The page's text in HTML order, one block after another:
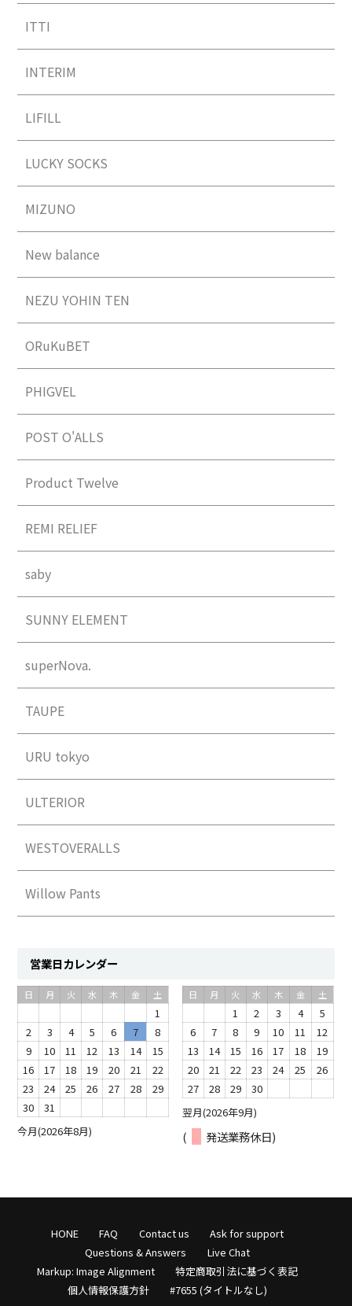
ITTI
INTERIM
LIFILL
LUCKY SOCKS
MIZUNO
New balance
NEZU YOHIN TEN
ORuKuBET
PHIGVEL
POST O'ALLS
Product Twelve
REMI RELIEF
saby
SUNNY ELEMENT
superNova.
TAUPE
URU tokyo
ULTERIOR
WESTOVERALLS
Willow Pants
営業日カレンダー
今月(2026年8月)
日 月 火 水 木 金 土
1
2
3 4 5 6 7
8
9
10 11 12 13 14
15
16
17 18 19 20 21
22
23
24 25 26 27 28
29
30
31 翌月(2026年9月)
日 月 火 水 木 金 土
1 2 3 4
5
6
7 8 9 10 11
12
13
14 15 16 17 18
19
20
21 22 23 24 25
26
27
28 29 30
( 発送業務休日)
HONE FAQ Contact us
Ask for support
Questions & Answers
Live Chat
Markup: Image Alignment
特定商取引法に基づく表記
個人情報保護方針
#7655 (タイトルなし)